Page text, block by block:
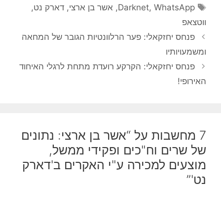
תגיות
Darknet, WhatsApp
, אשר בן ארצי,דארק נט,
ווטצאפ
פנחס יחזקאלי: פער הרלוונטיות הגובר של המחאה
ומשמעויותיו
פנחס יחזקאלי: הקרקע רועדת מתחת לרגלי האיחוד
האירופי!
7 מחשבות על “אשר בן ארצי: נתונים
של שרים וח"כים ופקידי ממשל,
מוצעים למכירה ע"י האקרים ב'דארק
נט'”